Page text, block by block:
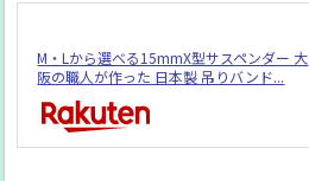
M・Lから選べる15mmX型サスペンダー 大
阪の職人が作った 日本製 吊りバンド...